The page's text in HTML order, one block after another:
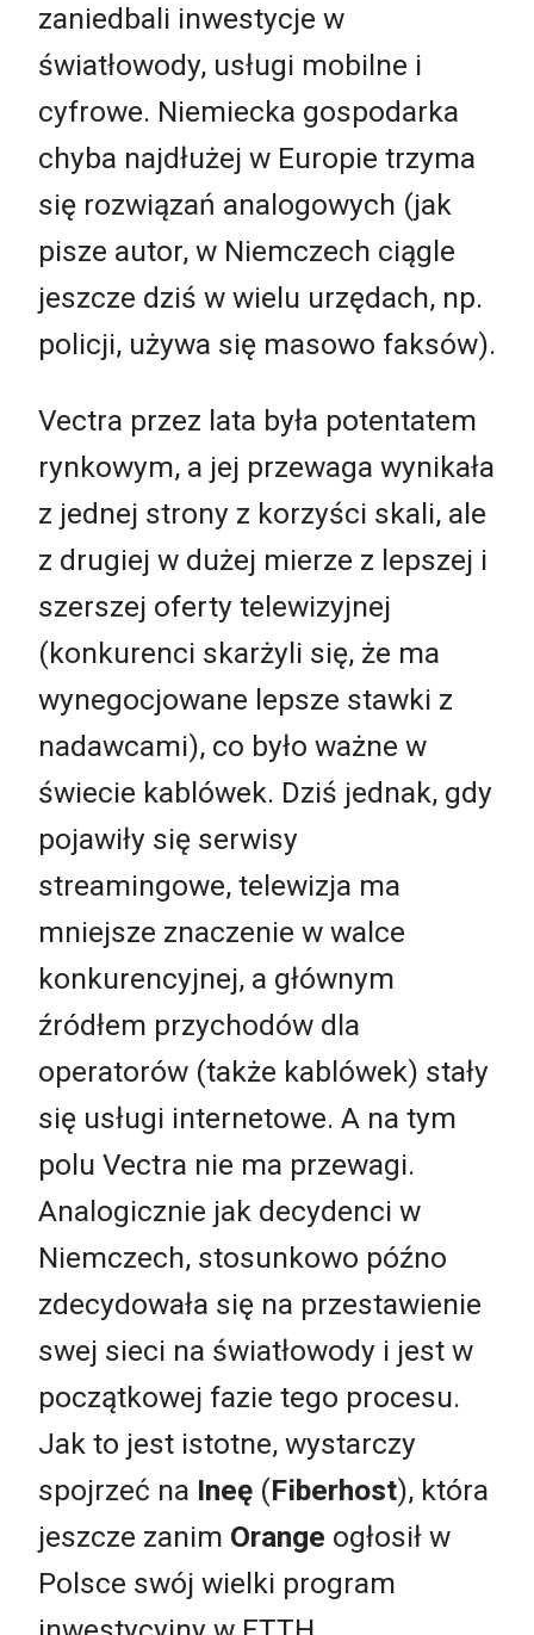
zaniedbali inwestycje w
światłowody, usługi mobilne i
cyfrowe. Niemiecka gospodarka
chyba najdłużej w Europie trzyma
się rozwiązań analogowych (jak
pisze autor, w Niemczech ciągle
jeszcze dziś w wielu urzędach, np.
policji, używa się masowo faksów).
Vectra przez lata była potentatem
rynkowym, a jej przewaga wynikała
z jednej strony z korzyści skali, ale
z drugiej w dużej mierze z lepszej i
szerszej oferty telewizyjnej
(konkurenci skarżyli się, że ma
wynegocjowane lepsze stawki z
nadawcami), co było ważne w
świecie kablówek. Dziś jednak, gdy
pojawiły się serwisy
streamingowe, telewizja ma
mniejsze znaczenie w walce
konkurencyjnej, a głównym
źródłem przychodów dla
operatorów (także kablówek) stały
się usługi internetowe. A na tym
polu Vectra nie ma przewagi.
Analogicznie jak decydenci w
Niemczech, stosunkowo późno
zdecydowała się na przestawienie
swej sieci na światłowody i jest w
początkowej fazie tego procesu.
Jak to jest istotne, wystarczy
spojrzeć na Ineę (Fiberhost), która
jeszcze zanim Orange ogłosił w
Polsce swój wielki program